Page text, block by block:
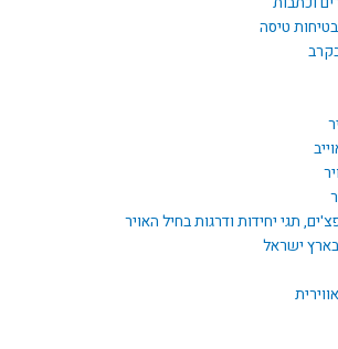
טיסה
תגי יחידות ודרגות בחיל האויר
ישראל